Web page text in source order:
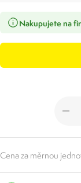
Nakupujete na
Cena za měrnou